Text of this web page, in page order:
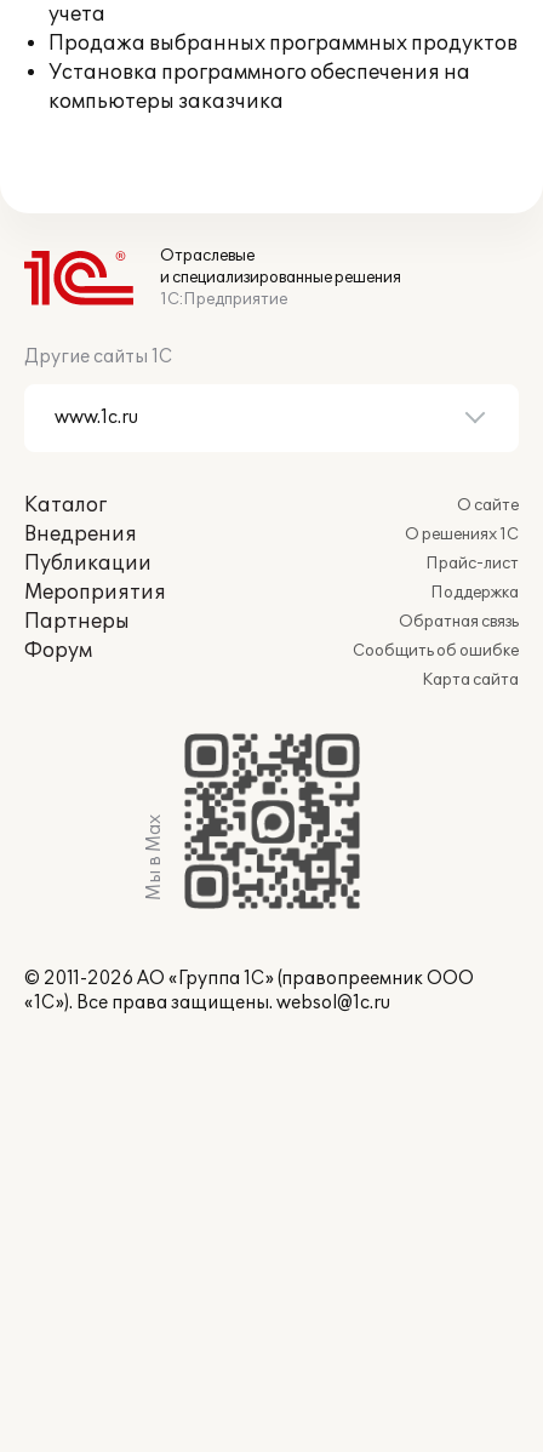
учета
Продажа выбранных программных продуктов
Установка программного обеспечения на
компьютеры заказчика
Отраслевые
и специализированные решения
1С:Предприятие
Другие сайты 1С
Каталог
Внедрения
Публикации
Мероприятия
Партнеры
Форум
О сайте
О решениях 1С
Прайс-лист
Поддержка
Обратная связь
Сообщить об ошибке
Карта сайта
Мы в Max
© 2011-2026 АО «Группа 1С» (правопреемник ООО
«1С»). Все права защищены. websol@1c.ru